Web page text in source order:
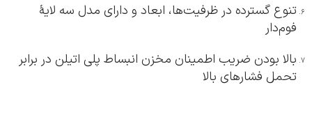
تنوع گسترده در ظرفیت‌ها، ابعاد و دارای مدل سه لایۀ
فوم‌دار
بالا بودن ضریب اطمینان مخزن انبساط پلی اتیلن در برابر
تحمل فشارهای بالا